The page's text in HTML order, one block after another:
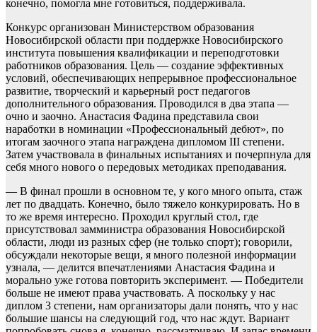
конечно, помогла мне готовиться, поддерживала.
Конкурс организован Министерством образования
Новосибирской области при поддержке Новосибирского
института повышения квалификации и переподготовки
работников образования. Цель — создание эффективных
условий, обеспечивающих непрерывное профессиональное
развитие, творческий и карьерный рост педагогов
дополнительного образования. Проводился в два этапа —
очно и заочно. Анастасия Фадина представила свои
наработки в номинации «Профессиональный дебют», по
итогам заочного этапа награждена дипломом III степени.
Затем участвовала в финальных испытаниях и почерпнула для
себя много нового о передовых методиках преподавания.
— В финал прошли в основном те, у кого много опыта, стаж
лет по двадцать. Конечно, было тяжело конкурировать. Но в
то же время интересно. Проходил круглый стол, где
присутствовал замминистра образования Новосибирской
области, люди из разных сфер (не только спорт); говорили,
обсуждали некоторые вещи, я много полезной информации
узнала, — делится впечатлениями Анастасия Фадина и
морально уже готова повторить эксперимент. — Победители
больше не имеют права участвовать. А поскольку у нас
диплом 3 степени, нам организаторы дали понять, что у нас
большие шансы на следующий год, что нас ждут. Вариант